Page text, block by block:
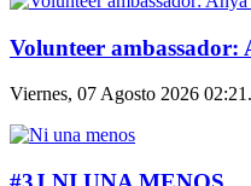
Volunteer ambassador:
Viernes, 07 Agosto 2026